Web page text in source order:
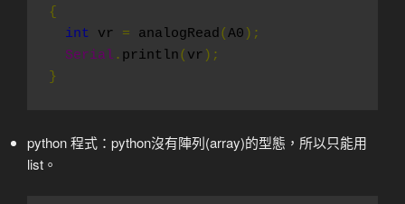
{
int vr = analogRead(A0 );
Serial . println( vr );
}
python 程式：python沒有陣列(array)的型態，所以只能用
list。